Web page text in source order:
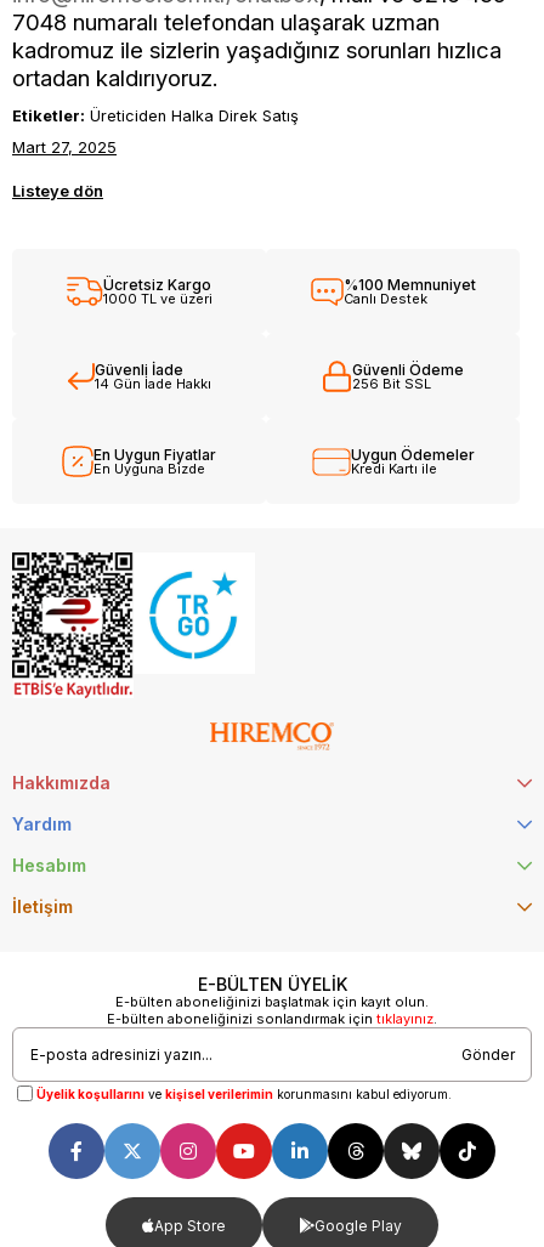
7048 numaralı telefondan ulaşarak uzman
kadromuz ile sizlerin yaşadığınız sorunları hızlıca
ortadan kaldırıyoruz.
Etiketler: Üreticiden Halka Direk Satış
Mart 27, 2025
Listeye dön
Ücretsiz Kargo
1000 TL ve üzeri
%100 Memnuniyet
Canlı Destek
Güvenli İade
14 Gün İade Hakkı
Güvenli Ödeme
256 Bit SSL
En Uygun Fiyatlar
En Uyguna Bizde
Uygun Ödemeler
Kredi Kartı ile
Hakkımızda
Yardım
Hesabım
İletişim
E-BÜLTEN ÜYELİK
E-bülten aboneliğinizi başlatmak için kayıt olun.
E-bülten aboneliğinizi sonlandırmak için tıklayınız.
Gönder
Üyelik koşullarını ve kişisel verilerimin korunmasını kabul ediyorum.
App Store Google Play